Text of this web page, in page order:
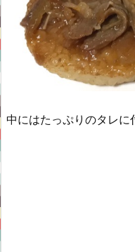
中にはたっぷりのタレに